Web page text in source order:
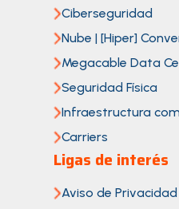
Ciberseguridad
Nube | [Hiper]
Megacable Data
Seguridad Física
Infraestructura
Carriers
Ligas de interés
Aviso de Privacidad